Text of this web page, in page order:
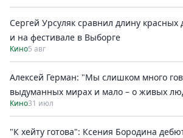
Сергей Урсуляк сравнил длину
и на фестивале в Выборге
Кино5 авг
Алексей Герман: "Мы слишком много
выдуманных мирах и мало – о живых
Кино31 июл
"К хейту готова": Ксения Бородина